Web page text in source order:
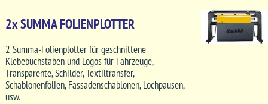
2x SUMMA FOLIENPLOTTER
2 Summa-Folienplotter für geschnittene
Klebebuchstaben und Logos für Fahrzeuge,
Transparente, Schilder, Textiltransfer,
Schablonenfolien, Fassadenschablonen, Lochpausen,
usw.